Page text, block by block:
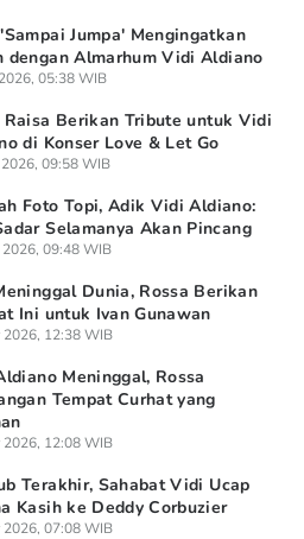
Jumpa' Mengingatkan
dengan Almarhum Vidi Aldiano
05:38 WIB
Raisa Berikan Tribute untuk Vidi
di Konser Love & Let Go
2026, 09:58 WIB
Foto Topi, Adik Vidi Aldiano:
Selamanya Akan Pincang
2026, 09:48 WIB
Dunia, Rossa Berikan
Ini untuk Ivan Gunawan
2026, 12:38 WIB
Meninggal, Rossa
Tempat Curhat yang
2026, 12:08 WIB
Terakhir, Sahabat Vidi Ucap
Kasih ke Deddy Corbuzier
07:08 WIB